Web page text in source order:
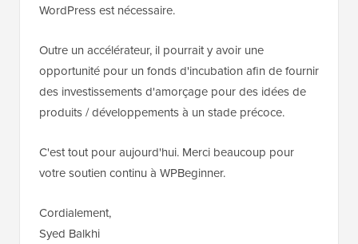
WordPress est nécessaire.
Outre un accélérateur, il pourrait y avoir une
opportunité pour un fonds d'incubation afin de fournir
des investissements d'amorçage pour des idées de
produits / développements à un stade précoce.
C'est tout pour aujourd'hui. Merci beaucoup pour
votre soutien continu à WPBeginner.
Cordialement,
Syed Balkhi